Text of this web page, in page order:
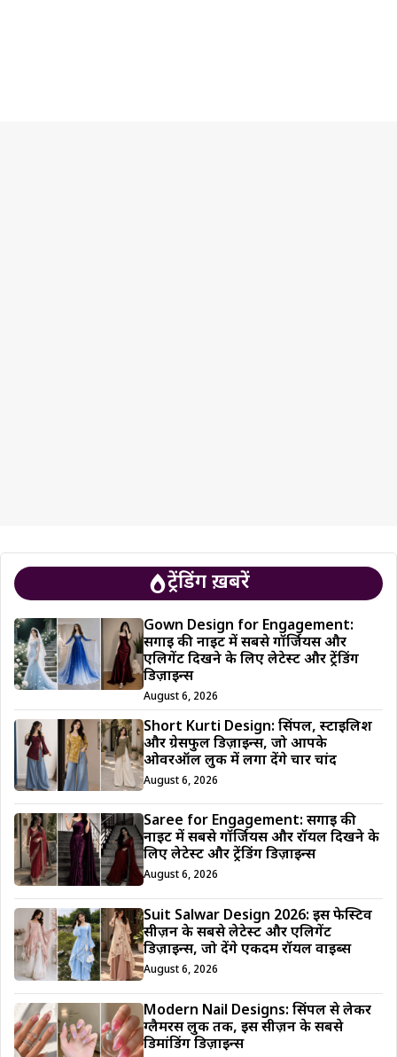
ट्रेंडिंग ख़बरें
Gown Design for Engagement:
सगाई की नाइट में सबसे गॉर्जियस और
एलिगेंट दिखने के लिए लेटेस्ट और ट्रेंडिंग
डिज़ाइन्स
August 6, 2026
Short Kurti Design: सिंपल, स्टाइलिश
और ग्रेसफुल डिज़ाइन्स, जो आपके
ओवरऑल लुक में लगा देंगे चार चांद
August 6, 2026
Saree for Engagement: सगाई की
नाइट में सबसे गॉर्जियस और रॉयल दिखने के
लिए लेटेस्ट और ट्रेंडिंग डिज़ाइन्स
August 6, 2026
Suit Salwar Design 2026: इस फेस्टिव
सीज़न के सबसे लेटेस्ट और एलिगेंट
डिज़ाइन्स, जो देंगे एकदम रॉयल वाइब्स
August 6, 2026
Modern Nail Designs: सिंपल से लेकर
ग्लैमरस लुक तक, इस सीज़न के सबसे
डिमांडिंग डिज़ाइन्स